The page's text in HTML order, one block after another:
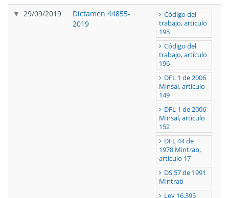
29/09/2019
Dictamen 44855-
2019
Código del
trabajo, artículo
195
Código del
trabajo, artículo
196
DFL 1 de 2006
Minsal, artículo
149
DFL 1 de 2006
Minsal, artículo
152
DFL 44 de
1978 Mintrab,
artículo 17
DS 57 de 1991
Mintrab
Ley 16.395